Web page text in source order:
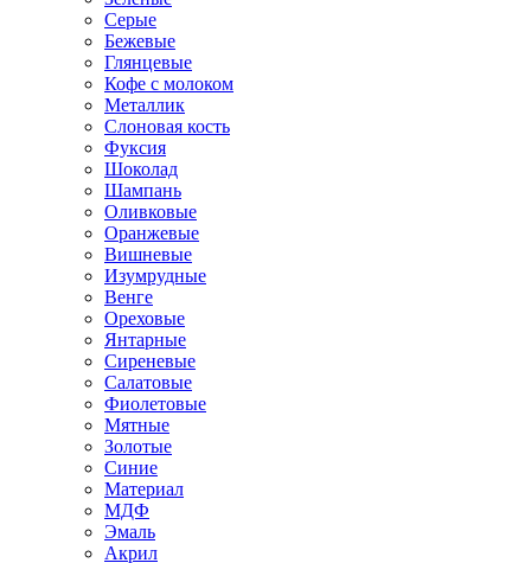
Серые
Бежевые
Глянцевые
Кофе с молоком
Металлик
Слоновая кость
Фуксия
Шоколад
Шампань
Оливковые
Оранжевые
Вишневые
Изумрудные
Венге
Ореховые
Янтарные
Сиреневые
Салатовые
Фиолетовые
Мятные
Золотые
Синие
Материал
МДФ
Эмаль
Акрил